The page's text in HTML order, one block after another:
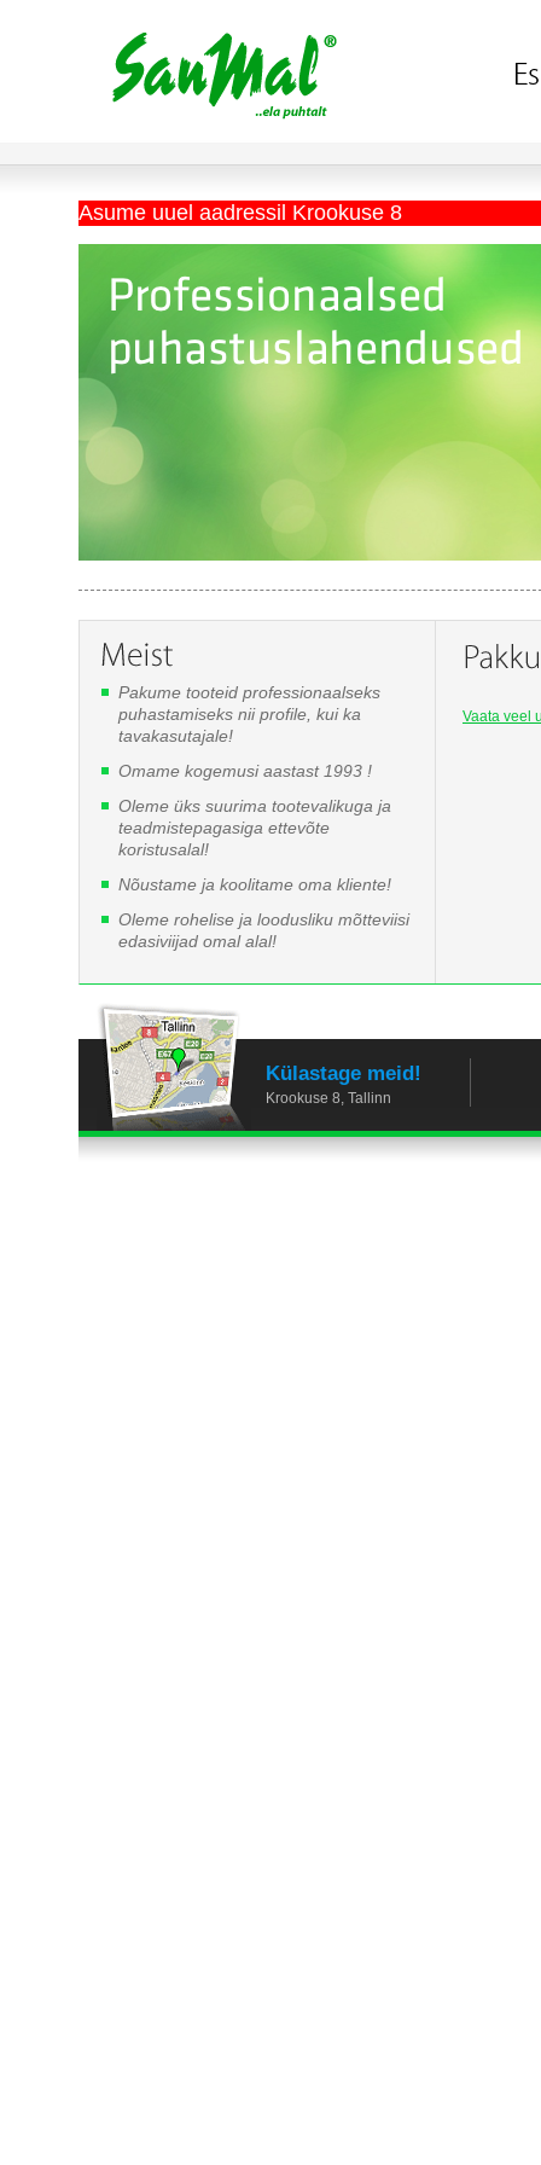
Asume uuel aadressil Krookuse 8
Vaata veel
Pakume tooteid professionaalseks
puhastamiseks nii profile, kui ka
tavakasutajale!
Omame kogemusi aastast 1993 !
Oleme üks suurima tootevalikuga ja
teadmistepagasiga ettevõte
koristusalal!
Nõustame ja koolitame oma kliente!
Oleme rohelise ja loodusliku mõtteviisi
edasiviijad omal alal!
Külastage meid!
Krookuse 8, Tallinn